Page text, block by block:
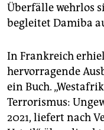
Überfälle wehrlos
begleitet Damiba
In Frankreich
hervorragende
ein Buch.
Terrorismus:
2021, liefert nach